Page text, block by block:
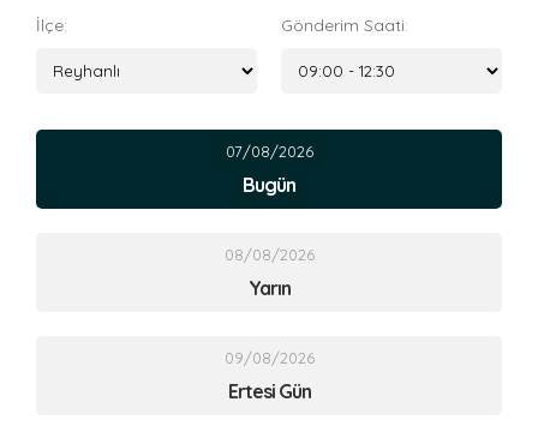
İlçe: Gönderim Saati:
07/08/2026
Bugün
08/08/2026
Yarın
09/08/2026
Ertesi Gün